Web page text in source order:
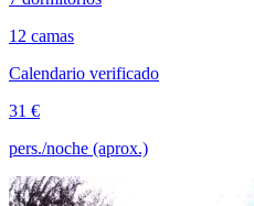
12 camas
Calendario verificado
31 €
pers./noche (aprox.)